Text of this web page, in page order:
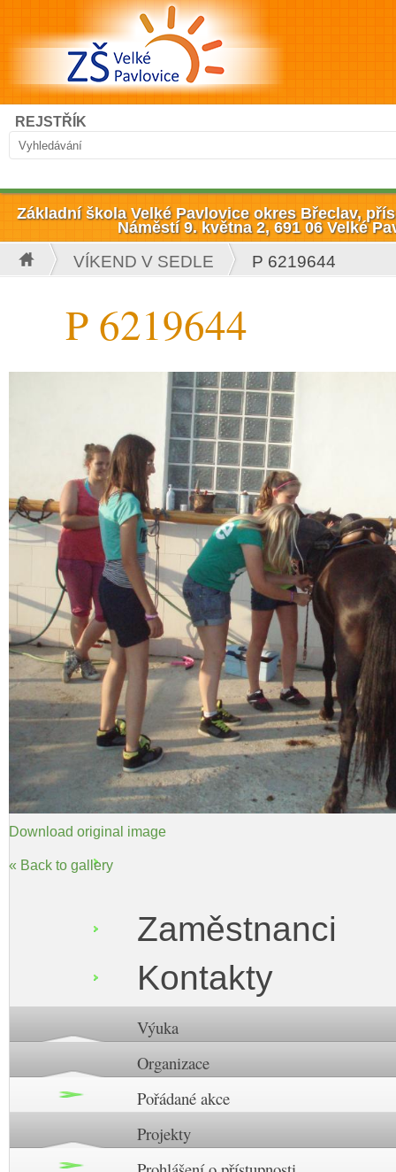
Přejít k hlavnímu obsahu
Vyhledávání
Hledat
REJSTŘÍK
Základní škola Velké Pavlovice okres Břeclav,
Náměstí 9. května 2, 691 06 Velké
Jste zde
VÍKEND V SEDLE P 6219644
P 6219644
Download original image
« Back to gallery
Zaměstnanci
Kontakty
Výuka
Organizace
Pořádané akce
Projekty